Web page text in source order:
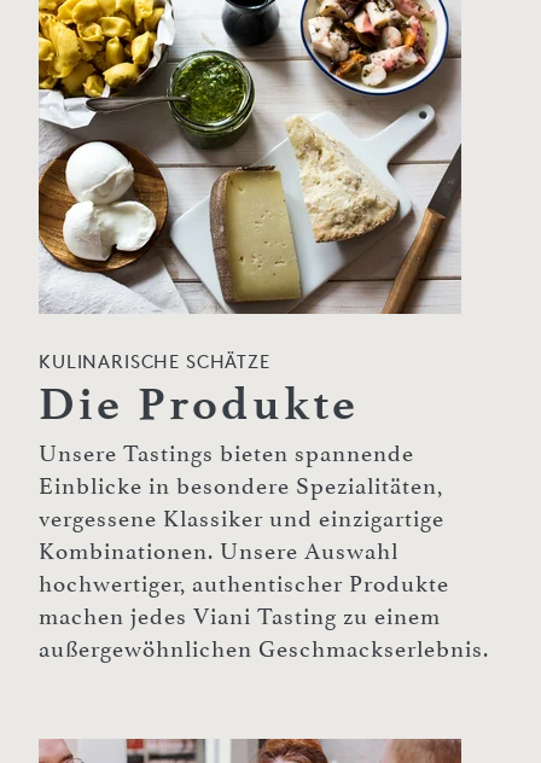
KULINARISCHE SCHÄTZE
Die Produkte
Unsere Tastings bieten spannende
Einblicke in besondere Spezialitäten,
vergessene Klassiker und einzigartige
Kombinationen. Unsere Auswahl
hochwertiger, authentischer Produkte
machen jedes Viani Tasting zu einem
außergewöhnlichen Geschmackserlebnis.